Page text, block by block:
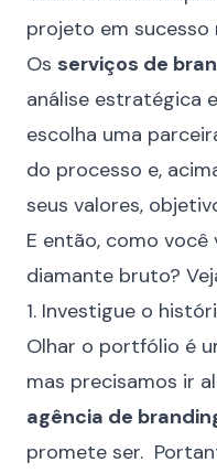
projeto em sucesso
Os serviços de
análise estratégica
escolha uma
do processo e,
seus valores,
E então, como
diamante bruto?
1. Investigue o
Olhar o portfólio é
mas precisamos ir
agência de
promete ser.